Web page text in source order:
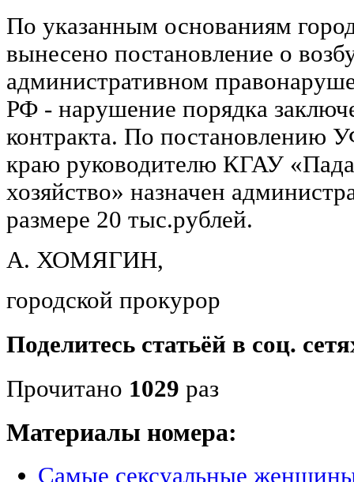
По указанным основаниям
вынесено постановление о
административном
РФ - нарушение порядка
контракта. По постановлению
краю руководителю КГАУ
хозяйство» назначен
размере 20 тыс.рублей.
А. ХОМЯГИН,
городской
Поделитесь статьёй в соц.
Прочитано 1029 раз
Материалы номера:
Самые сексуальные